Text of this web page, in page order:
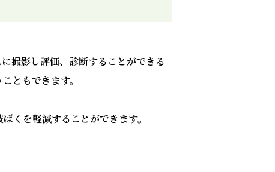
撮影し評価、診断することができる
もできます。
くを軽減することができます。